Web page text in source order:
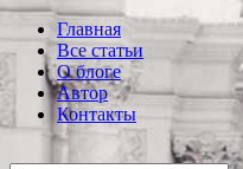
Главная
Все статьи
О блоге
Автор
Контакты